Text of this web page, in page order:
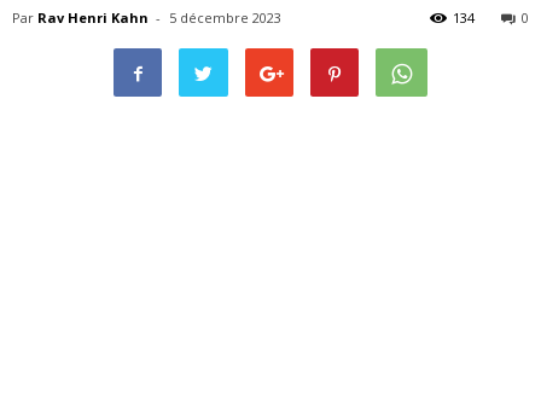
Par Rav Henri Kahn - 5 décembre 2023 0
134